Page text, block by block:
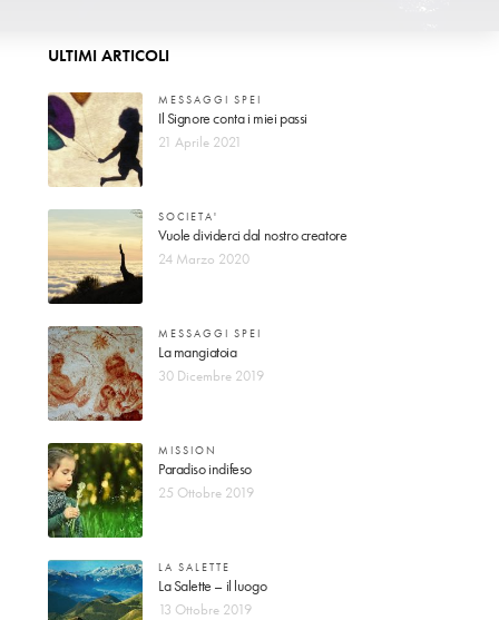
ULTIMI ARTICOLI
MESSAGGI SPEI
Il Signore conta i miei passi
21 Aprile 2021
SOCIETA'
Vuole dividerci dal nostro creatore
24 Marzo 2020
MESSAGGI SPEI
La mangiatoia
30 Dicembre 2019
MISSION
Paradiso indifeso
25 Ottobre 2019
LA SALETTE
La Salette – il luogo
13 Ottobre 2019